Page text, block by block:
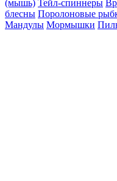
(мышь) Тейл-спиннеры
блесны Поролоновые
Мандулы Мормышки